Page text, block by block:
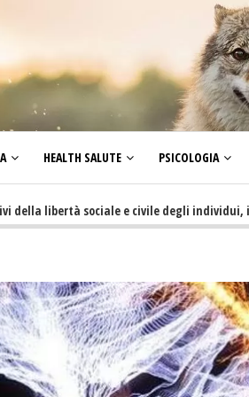
HEALTH SALUTE PSICOLOGIA
sociale e civile degli individui, il 62%